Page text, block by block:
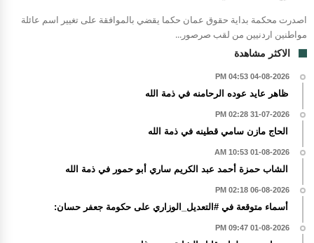
اصدرت محكمة بداية حقوق عمان حكما يقضي بالموافقة على تغيير اسم عائلة
مواطنين اردنيين من لقب صرصور...
الاكثر مشاهدة
04-08-2026 04:53 PM
ظاهر عايد عوده الرحامنه في ذمة الله
31-07-2026 02:28 PM
الحاج مازن سامي قطينه في ذمة الله
01-08-2026 10:53 AM
الشاب حمزة أحمد عبد الكريم ساري أبو حمور في ذمة الله
06-08-2026 02:18 PM
أسماء متوقعة في #التعديل_الوزاري على حكومة جعفر حسان:
01-08-2026 09:47 PM